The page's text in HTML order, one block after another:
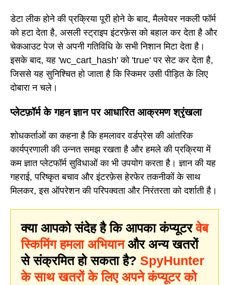
डेटा लीक होने की प्रक्रिया पूरी होने के बाद, मैलवेयर नकली फॉर्म
को हटा देता है, असली स्ट्राइप इंटरफ़ेस को बहाल कर देता है और
चेकआउट पेज से अपनी गतिविधि के सभी निशान मिटा देता है।
इसके बाद, यह 'wc_cart_hash' को 'true' पर सेट कर देता है,
जिससे यह सुनिश्चित हो जाता है कि स्किमर उसी पीड़ित के लिए
दोबारा न चले।
प्लेटफ़ॉर्म के गहन ज्ञान पर आधारित आक्रमण श्रृंखला
शोधकर्ताओं का कहना है कि हमलावर वर्डप्रेस की आंतरिक
कार्यप्रणाली की उन्नत समझ रखता है और हमले की प्रक्रिया में
कम ज्ञात प्लेटफॉर्म सुविधाओं का भी उपयोग करता है। ज्ञान की यह
गहराई, परिष्कृत बचाव और इंटरफ़ेस हेरफेर तकनीकों के साथ
मिलकर, इस ऑपरेशन की परिपक्वता और निरंतरता को दर्शाती है।
क्या आपको संदेह है कि आपका कंप्यूटरवेब
स्किमिंग हमला अभियानऔर अन्य खतरों
से संक्रमित हो सकता है? SpyHunter
के साथ खतरों के लिए अपने कंप्यूटर को